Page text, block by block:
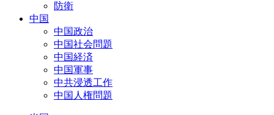
防衛
中国
中国政治
中国社会問題
中国経済
中国軍事
中共浸透工作
中国人権問題